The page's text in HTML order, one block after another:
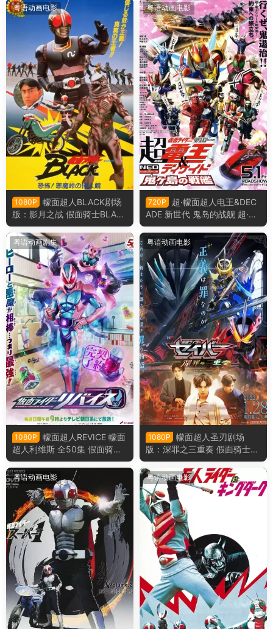
粤语动画电影
1080P
幪面超人BLACK剧场
版：影月之战 假面骑士BLAC
K剧场版 恐怖！恶魔山山顶的
怪人馆粤语版
粤语动画电影
720P
超·幪面超人电王&DEC
ADE 新世代 鬼岛的战舰 超·假
面骑士电王&Decade 新世代
鬼之岛的战舰粤语版
粤语动画剧集
1080P
幪面超人REVICE 幪面
超人利维斯 全50集 假面骑士R
evice 假面骑士利维斯粤语版
粤语动画电影
1080P
幪面超人圣刃剧场
版：深罪之三重奏 假面骑士圣
刃剧场版：深罪的三重奏粤语
版
粤语动画电影 粤语动画电影